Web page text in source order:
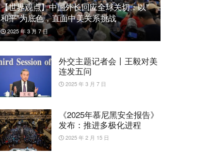
【世界观点】中国外长回应全球关切：以”
和平”为底色，直面中美关系挑战
2025 年 3 月 7 日
外交主题记者会丨王毅对美
连发五问
2025 年 3 月 7 日
《2025年慕尼黑安全报告》
发布：推进多极化进程
2025 年 2 月 15 日